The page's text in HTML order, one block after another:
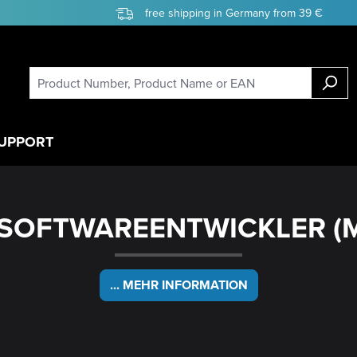
free shipping in Germany from 39 €
... MEHR INFORMATION